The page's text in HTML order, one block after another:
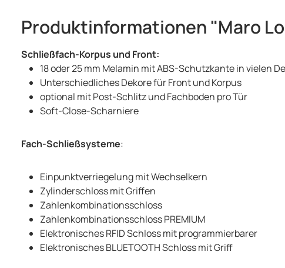
Produktinformationen "Maro
Schließfach-Korpus und Front:
18 oder 25 mm Melamin mit ABS-Schutzkante in vielen
Unterschiedliches Dekore für Front und Korpus
optional mit Post-Schlitz und Fachboden pro Tür
Soft-Close-Scharniere
Fach-Schließsysteme:
Einpunktverriegelung mit Wechselkern
Zylinderschloss mit Griffen
Zahlenkombinationsschloss
Zahlenkombinationsschloss PREMIUM
Elektronisches RFID Schloss mit programmierbarer
Elektronisches BLUETOOTH Schloss mit Griff